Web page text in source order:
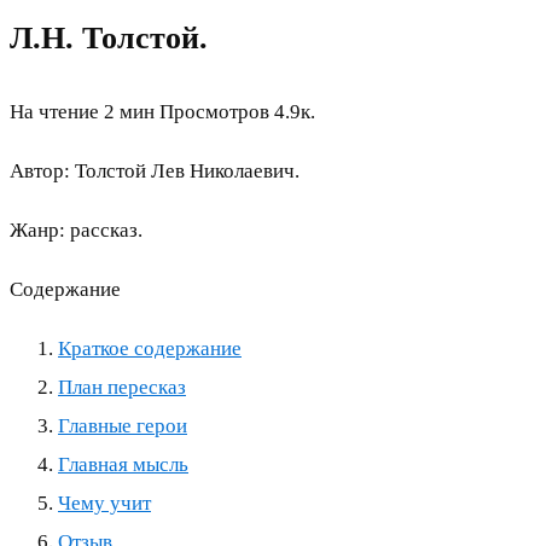
Л.Н. Толстой.
На чтение 2 мин Просмотров 4.9к.
Автор: Толстой Лев Николаевич.
Жанр: рассказ.
Содержание
Краткое содержание
План пересказ
Главные герои
Главная мысль
Чему учит